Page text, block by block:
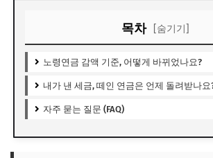
목차 [숨기기]
노령연금 감액 기준, 어떻게 바뀌었나요?
내가 낸 세금, 떼인 연금은 언제 돌려받나요
자주 묻는 질문 (FAQ)